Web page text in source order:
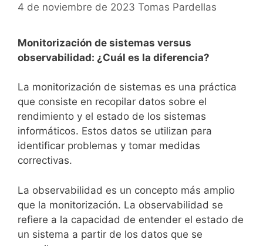
4 de noviembre de 2023 Tomas Pardellas
Monitorización de sistemas versus
observabilidad: ¿Cuál es la diferencia?
La monitorización de sistemas es una práctica
que consiste en recopilar datos sobre el
rendimiento y el estado de los sistemas
informáticos. Estos datos se utilizan para
identificar problemas y tomar medidas
correctivas.
La observabilidad es un concepto más amplio
que la monitorización. La observabilidad se
refiere a la capacidad de entender el estado de
un sistema a partir de los datos que se